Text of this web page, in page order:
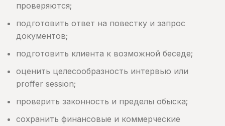
проверяются;
подготовить ответ на повестку и запрос
документов;
подготовить клиента к возможной беседе;
оценить целесообразность интервью или
proffer session;
проверить законность и пределы обыска;
сохранить финансовые и коммерческие